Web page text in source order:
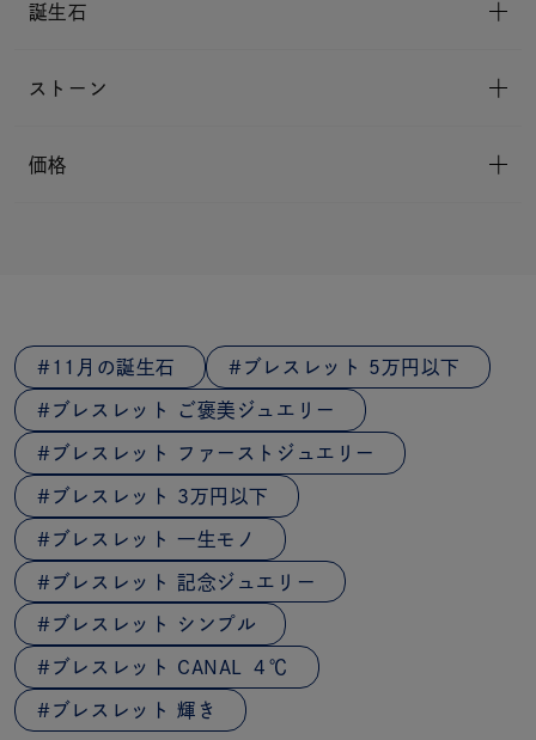
誕生石
ストーン
価格
11月の誕生石 ブレスレット 5万円以下
ブレスレット ご褒美ジュエリー
ブレスレット ファーストジュエリー
ブレスレット 3万円以下
ブレスレット 一生モノ
ブレスレット 記念ジュエリー
ブレスレット シンプル
ブレスレット CANAL ４℃
ブレスレット 輝き